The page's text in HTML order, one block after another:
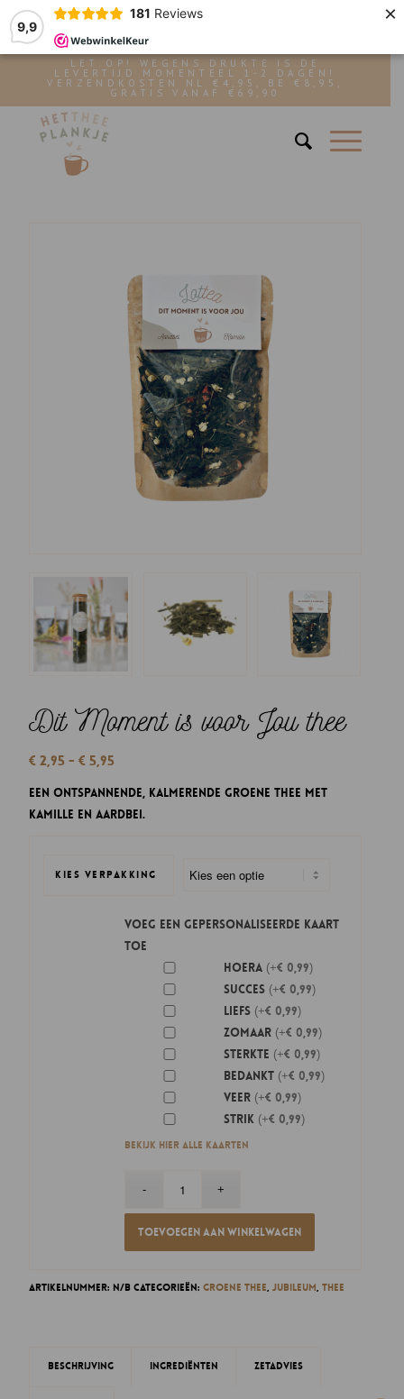
9,9
181 Reviews ×
LET OP! WEGENS DRUKTE IS DE
LEVERTIJD MOMENTEEL 1-2 DAGEN!
VERZENDKOSTEN NL €4,95, BE €8,95,
GRATIS VANAF €69,90
Dit Moment is voor Jou thee
€ 2,95 - € 5,95
Een ontspannende, kalmerende Groene thee met
kamille en aardbei.
KIES VERPAKKING
Voeg een gepersonaliseerde kaart
toe
Hoera (+€ 0,99)
Succes (+€ 0,99)
Liefs (+€ 0,99)
Zomaar (+€ 0,99)
Sterkte (+€ 0,99)
Bedankt (+€ 0,99)
Veer (+€ 0,99)
Strik (+€ 0,99)
Bekijk hier alle kaarten
Toevoegen aan winkelwagen
Artikelnummer: N/B Categorieën:Groene thee,Jubileum,Thee
Beschrijving Ingrediënten Zetadvies